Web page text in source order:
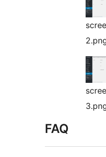
FAQ